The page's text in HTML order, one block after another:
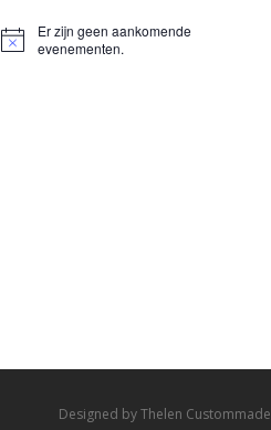
Bericht
Er zijn geen aankomende
evenementen.
Designed byThelen Custommade